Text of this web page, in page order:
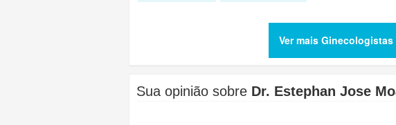
Ver mais
Sua opinião sobre Dr. Estephan Jose